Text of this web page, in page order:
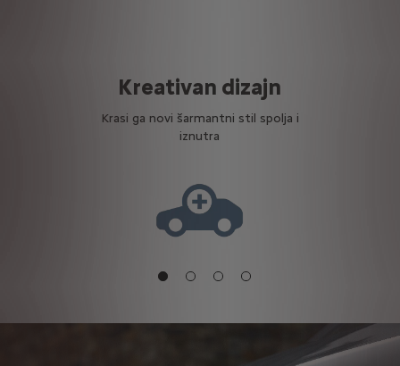
Kreativan dizajn
Krasi ga novi šarmantni stil spolja i
iznutra